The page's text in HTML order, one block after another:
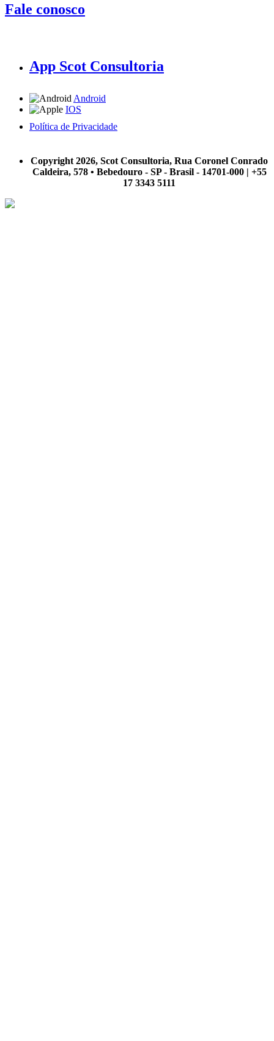
Fale conosco
App Scot Consultoria
Android
IOS
Política de Privacidade
Copyright 2026, Scot Consultoria, Rua Coronel Conrado
Caldeira, 578 • Bebedouro - SP - Brasil - 14701-000 | +55
17 3343 5111